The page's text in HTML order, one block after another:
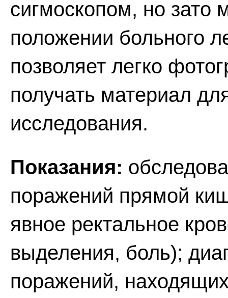
сигмоскопом, но зато
положении больного
позволяет легко
получать материал
исследования.
Показания:
поражений прямой
явное ректальное
выделения, боль);
поражений,